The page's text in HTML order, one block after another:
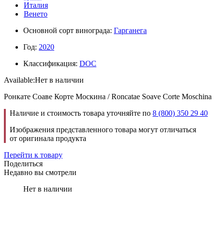
Италия
Венето
Основной сорт винограда: Гарганега
Год: 2020
Классификация: DOC
Available:Нет в наличии
Ронкате Соаве Корте Москина / Roncatae Soave Corte Moschina
Наличие и стоимость товара уточняйте по 8 (800) 350 29 40
Изображения представленного товара могут отличаться
от оригинала продукта
Перейти к товару
Поделиться
Недавно вы смотрели
Нет в наличии